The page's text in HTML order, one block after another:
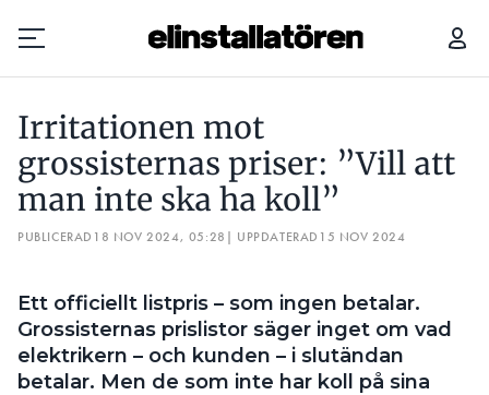
Prenumerera
Hantera prenumeration
Annonsera
Läs E-tidningen
Irritationen mot
grossisternas priser: ”Vill att
man inte ska ha koll”
PUBLICERAD 18 NOV 2024, 05:28 | UPPDATERAD 15 NOV 2024
Ett officiellt listpris – som ingen betalar.
Grossisternas prislistor säger inget om vad
elektrikern – och kunden – i slutändan
betalar. Men de som inte har koll på sina
SJU